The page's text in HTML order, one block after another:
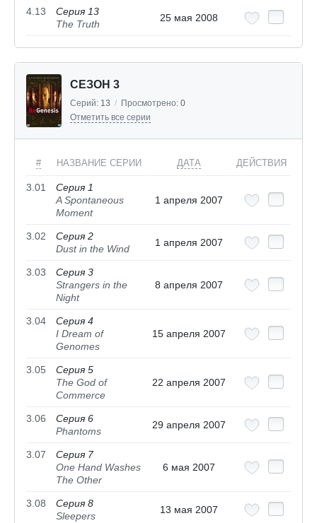
4.13
Серия 13
The Truth
25 мая 2008
СЕЗОН 3
Серий: 13 / Просмотрено: 0
Отметить все серии
# НАЗВАНИЕ СЕРИИ ДАТА ДЕЙСТВИЯ
3.01
Серия 1
A Spontaneous
Moment
1 апреля 2007
3.02
Серия 2
Dust in the Wind
1 апреля 2007
3.03
Серия 3
Strangers in the
Night
8 апреля 2007
3.04
Серия 4
I Dream of
Genomes
15 апреля 2007
3.05
Серия 5
The God of
Commerce
22 апреля 2007
3.06
Серия 6
Phantoms
29 апреля 2007
3.07
Серия 7
One Hand Washes
The Other
6 мая 2007
3.08
Серия 8
Sleepers
13 мая 2007